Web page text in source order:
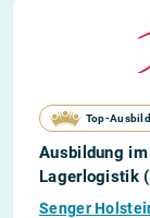
Top-
Ausbildung
Lagerlogistik
Senger